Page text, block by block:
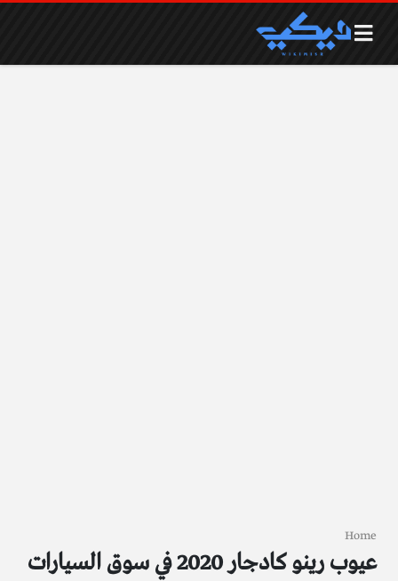
Home
عيوب رينو كادجار 2020 في سوق السيارات